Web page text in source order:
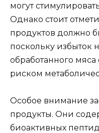
могут
Однако стоит
продуктов должно
поскольку
обработанного
риском
Особое внимание
продукты. Они
биоактивных